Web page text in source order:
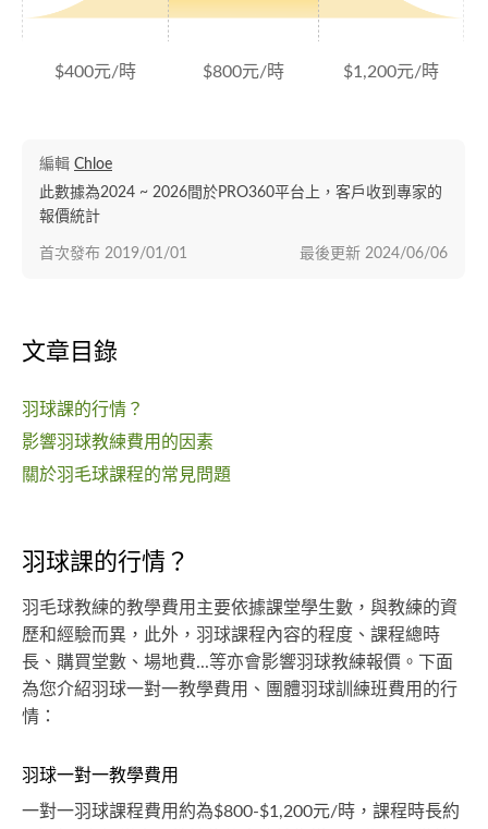
$400元/時 $800元/時 $1,200元/時
編輯 Chloe
此數據為2024 ~ 2026間於PRO360平台上，客戶收到專家的
報價統計
最後更新 2024/06/06
首次發布 2019/01/01
文章目錄
羽球課的行情？
影響羽球教練費用的因素
關於羽毛球課程的常見問題
羽球課的行情？
羽毛球教練的教學費用主要依據課堂學生數，與教練的資
歷和經驗而異，此外，羽球課程內容的程度、課程總時
長、購買堂數、場地費...等亦會影響羽球教練報價。下面
為您介紹羽球一對一教學費用、團體羽球訓練班費用的行
情：
羽球一對一教學費用
一對一羽球課程費用約為$800-$1,200元/時，課程時長約